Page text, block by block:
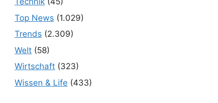
Top News (1.029)
Trends (2.309)
Welt (58)
Wirtschaft (323)
Wissen & Life (433)